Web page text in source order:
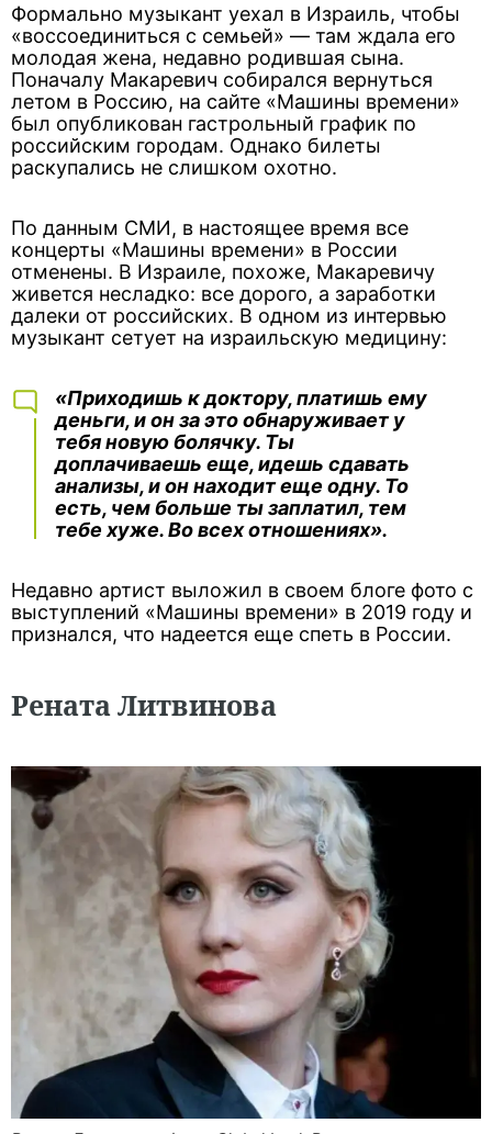
Формально музыкант уехал в Израиль, чтобы
«воссоединиться с семьей» — там ждала его
молодая жена, недавно родившая сына.
Поначалу Макаревич собирался вернуться
летом в Россию, на сайте «Машины времени»
был опубликован гастрольный график по
российским городам. Однако билеты
раскупались не слишком охотно.
По данным СМИ, в настоящее время все
концерты «Машины времени» в России
отменены. В Израиле, похоже, Макаревичу
живется несладко: все дорого, а заработки
далеки от российских. В одном из интервью
музыкант сетует на израильскую медицину:
«Приходишь к доктору, платишь ему
деньги, и он за это обнаруживает у
тебя новую болячку. Ты
доплачиваешь еще, идешь сдавать
анализы, и он находит еще одну. То
есть, чем больше ты заплатил, тем
тебе хуже. Во всех отношениях».
Недавно артист выложил в своем блоге фото с
выступлений «Машины времени» в 2019 году и
признался, что надеется еще спеть в России.
Рената Литвинова